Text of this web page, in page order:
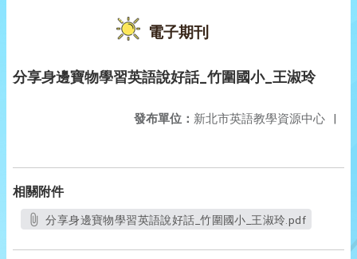
電子期刊
分享身邊寶物學習英語說好話_竹圍國小_王淑玲
發布單位： 新北市英語教學資源中心 |
相關附件
分享身邊寶物學習英語說好話_竹圍國小_王淑玲.pdf